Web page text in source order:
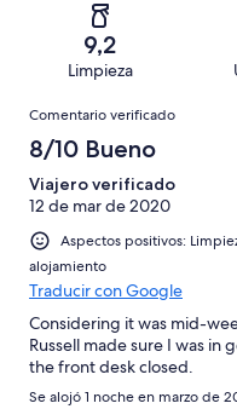
puntuación
puntuación
puntuación
Normal
una
puntuación
Mediocre
57
una
puntuación
de
Horrible
9,2
Limpieza
Comentarios
Comentario verificado
8/10 Bueno
Viajero verificado
12 de mar de 2020
Aspectos positivos:
alojamiento
Traducir con Google
Considering it was mid-
Russell made sure I was
the front desk closed.
Se alojó 1 noche en marzo de